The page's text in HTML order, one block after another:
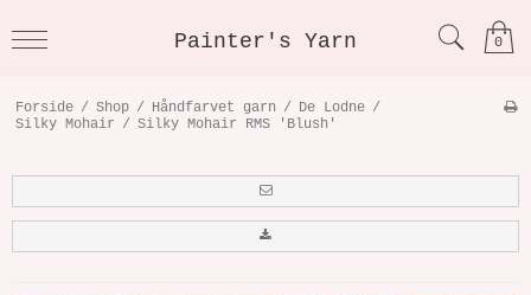
Painter's Yarn 0
Forside / Shop / Håndfarvet garn / De Lodne /
Silky Mohair / Silky Mohair RMS 'Blush'